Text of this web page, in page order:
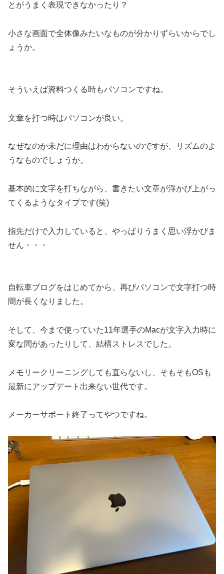
とがうまく表現できなかったり？
小さな画面で全体像みたいなものが分かりずらいからでし
ょうか。
そういえば資料つくる時もパソコンですね。
文章を打つ時はパソコンが良い。
なぜなのか未だに理由はわからないのですが、リズムのよ
うなものでしょうか。
基本的に文字を打ちながら、書きたい文章が浮かび上がっ
てくるようなタイプです(笑)
指先だけで入力していると、やっぱりうまく思い浮かびま
せん・・・
自転車ブログをはじめてから、再びパソコンで文字打つ時
間が長くなりました。
そして、今まで使っていた11年選手のMacが文字入力時に
変な間があったりして、結構ストレスでした。
メモリークリーニングしても直らないし、そもそもOSも
最新にアップデート出来ない世代です。
メーカーサポート終了ってやつですね。